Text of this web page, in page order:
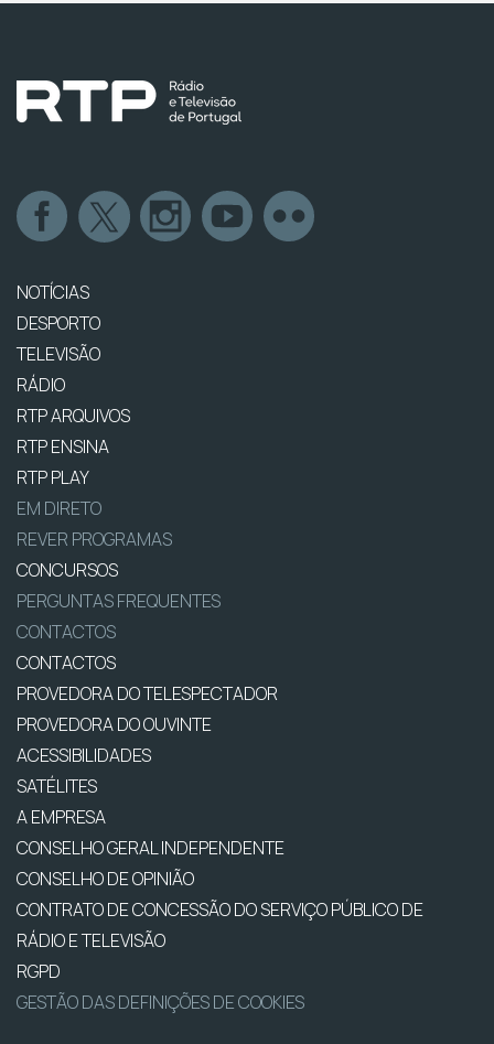
NOTÍCIAS
DESPORTO
TELEVISÃO
RÁDIO
RTP ARQUIVOS
RTP ENSINA
RTP PLAY
EM DIRETO
REVER PROGRAMAS
CONCURSOS
PERGUNTAS FREQUENTES
CONTACTOS
CONTACTOS
PROVEDORA DO TELESPECTADOR
PROVEDORA DO OUVINTE
ACESSIBILIDADES
SATÉLITES
A EMPRESA
CONSELHO GERAL INDEPENDENTE
CONSELHO DE OPINIÃO
CONTRATO DE CONCESSÃO DO SERVIÇO PÚBLICO DE
RÁDIO E TELEVISÃO
RGPD
GESTÃO DAS DEFINIÇÕES DE COOKIES